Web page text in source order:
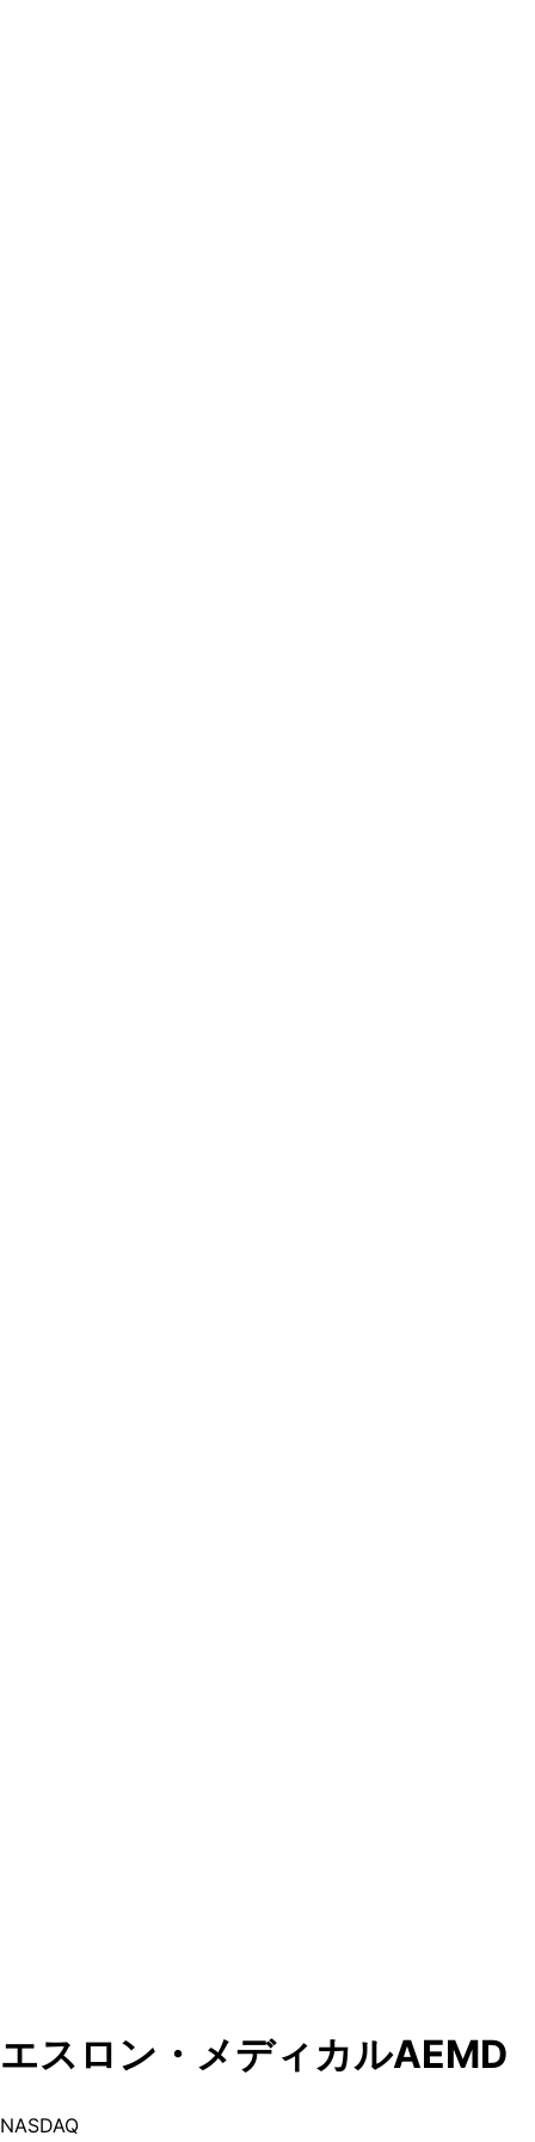
エスロン・メディカルAEMD
NASDAQ